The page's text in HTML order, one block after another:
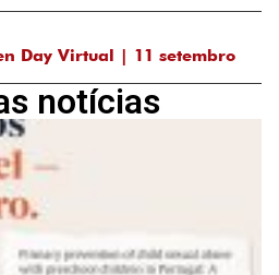
Day Virtual | 11 setembro
notícias